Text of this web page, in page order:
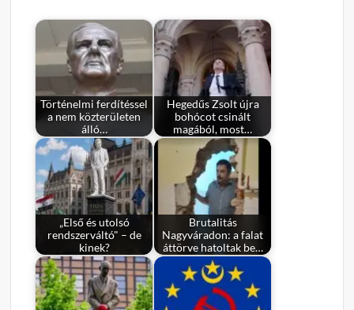
Történelmi ferdítéssel
a nem közterületen
álló…
Hegedűs Zsolt újra
bohócot csinált
magából, most…
„Első és utolsó
rendszerváltó" – de
kinek?
Brutalitás
Nagyváradon: a falat
áttörve hatoltak be…